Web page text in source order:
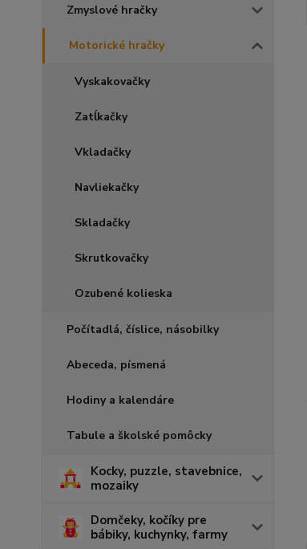
Zmyslové hračky
Motorické hračky
Vyskakovačky
Zatĺkačky
Vkladačky
Navliekačky
Skladačky
Skrutkovačky
Ozubené kolieska
Počítadlá, číslice, násobilky
Abeceda, písmená
Hodiny a kalendáre
Tabule a školské pomôcky
Kocky, puzzle, stavebnice,
mozaiky
Domčeky, kočíky pre
bábiky, kuchynky, farmy